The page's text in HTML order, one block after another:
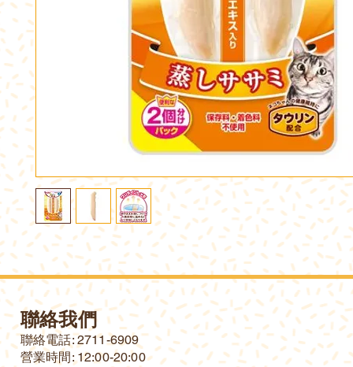
聯絡我們
​聯絡電話: 2711-6909
營業時間: 12:00-20:00